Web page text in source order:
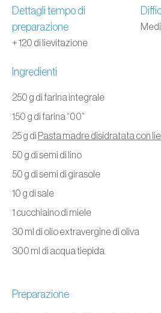
Dettagli tempo di
preparazione
+ 120 di lievitazione
Ingredienti
250 g di farina integrale
150 g di farina “00”
25 g di Pasta madre disidratata con
50 g di semi di lino
50 g di semi di girasole
10 g di sale
1 cucchiaino di miele
30 ml di olio extravergine di oliva
300 ml di acqua tiepida.
Preparazione